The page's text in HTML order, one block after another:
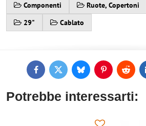
Componenti Ruote, Copertoni
29"
Cablato
FacebookTwitterBlueskyPinterestReddit
Potrebbe interessarti: